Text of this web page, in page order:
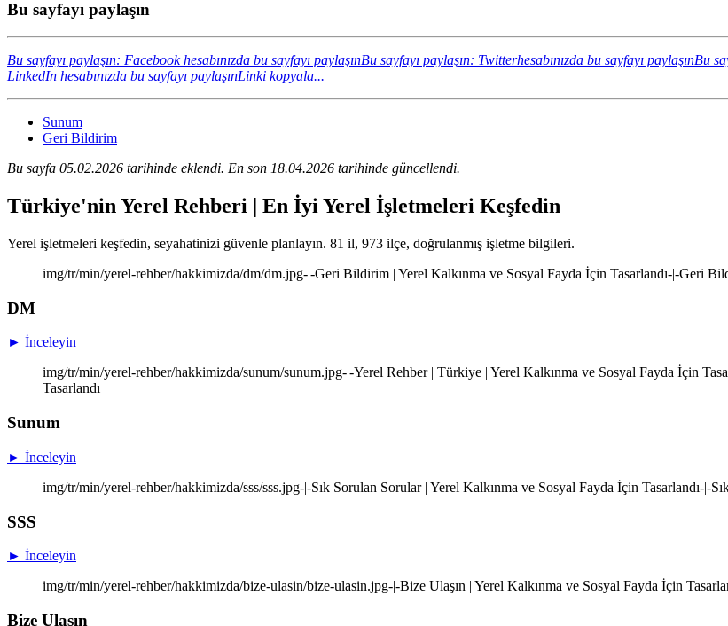
Bu sayfayı paylaşın
Bu sayfayı paylaşın: Facebook hesabınızda bu sayfayı paylaşınBu sayfayı paylaşın: Twitterhesabınızda bu sayfayı paylaşınBu
LinkedIn hesabınızda bu sayfayı paylaşınLinki kopyala...
Sunum
Geri Bildirim
Bu sayfa 05.02.2026 tarihinde eklendi. En son 18.04.2026 tarihinde güncellendi.
Türkiye'nin Yerel Rehberi | En İyi Yerel İşletmeleri Keşfedin
Yerel işletmeleri keşfedin, seyahatinizi güvenle planlayın. 81 il, 973 ilçe, doğrulanmış işletme bilgileri.
img/tr/min/yerel-rehber/hakkimizda/dm/dm.jpg-|-Geri Bildirim | Yerel Kalkınma ve Sosyal Fayda İçin Tasarlandı-|-Geri
DM
► İnceleyin
img/tr/min/yerel-rehber/hakkimizda/sunum/sunum.jpg-|-Yerel Rehber | Türkiye | Yerel Kalkınma ve Sosyal Fayda İçin
Tasarlandı
Sunum
► İnceleyin
img/tr/min/yerel-rehber/hakkimizda/sss/sss.jpg-|-Sık Sorulan Sorular | Yerel Kalkınma ve Sosyal Fayda İçin Tasarlandı-|-
SSS
► İnceleyin
img/tr/min/yerel-rehber/hakkimizda/bize-ulasin/bize-ulasin.jpg-|-Bize Ulaşın | Yerel Kalkınma ve Sosyal Fayda İçin
Bize Ulaşın